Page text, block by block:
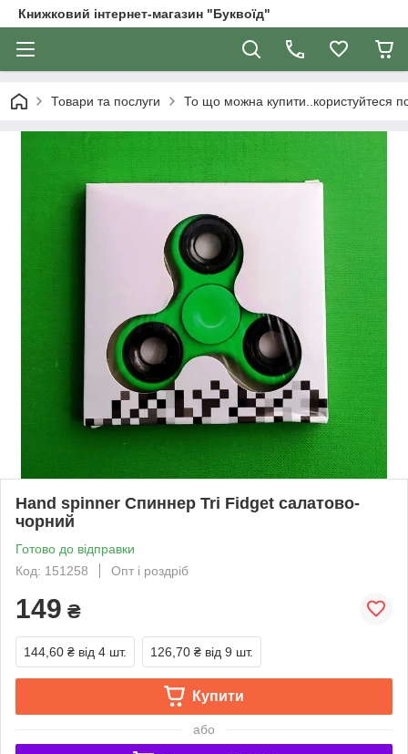
Книжковий інтернет-магазин "Буквоїд"
Товари та послуги То що можна купити..користуйтеся
Hand spinner Спиннер Tri Fidget салатово-
чорний
Готово до відправки
Код: 151258
Опт і роздріб
149 ₴
144,60 ₴ від 4 шт. 126,70 ₴ від 9 шт.
Купити
або